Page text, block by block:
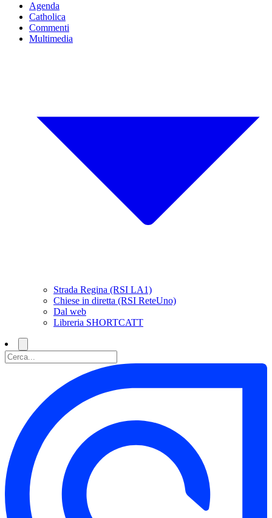
Agenda
Catholica
Commenti
Multimedia
Strada Regina (RSI LA1)
Chiese in diretta (RSI ReteUno)
Dal web
Libreria SHORTCATT